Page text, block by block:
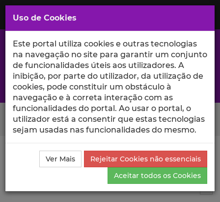
Saltar
para
Conteúdo
Principal
A excelência da investigação e ciência no Iscte
Search Button
Ciência_Iscte Publicações
Descrição Detalhada da
Publicação
Uso de Cookies
Este portal utiliza cookies e outras tecnologias
na navegação no site para garantir um conjunto
de funcionalidades úteis aos utilizadores. A
inibição, por parte do utilizador, da utilização de
cookies, pode constituir um obstáculo à
navegação e à correta interação com as
funcionalidades do portal. Ao usar o portal, o
utilizador está a consentir que estas tecnologias
sejam usadas nas funcionalidades do mesmo.
Ver Mais
Rejeitar Cookies não essenciais
Aceitar todos os Cookies